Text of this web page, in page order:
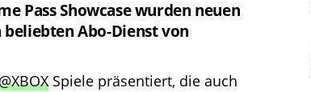
Pass Showcase wurden neuen
Abo-Dienst von
Spiele präsentiert, die auch